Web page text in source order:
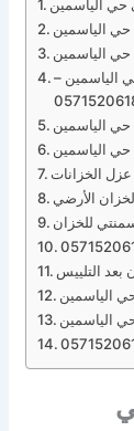
الياسمين
الياسمين
الياسمين –
بعد التلييس
الياسمين